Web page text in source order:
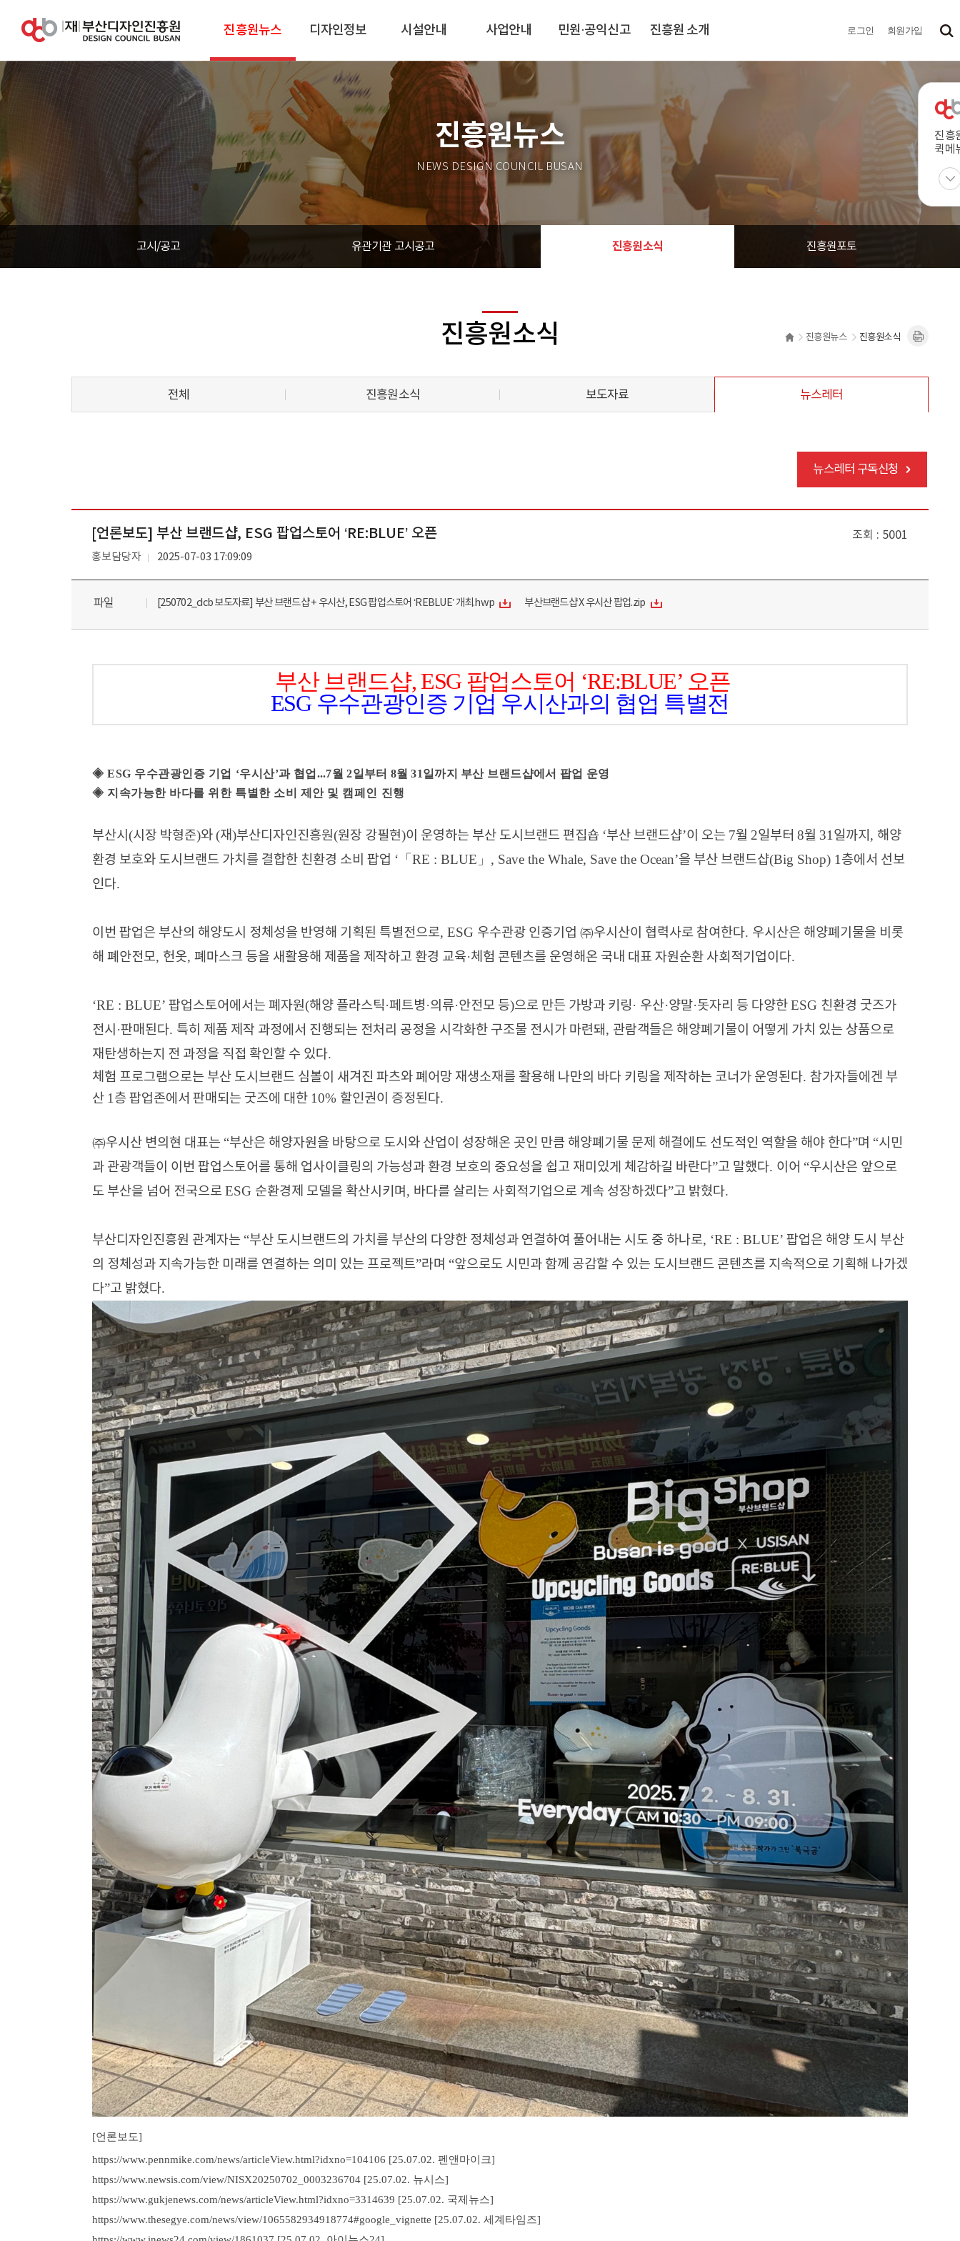
진흥원뉴스 디자인정보 시설안내 사업안내 민원·공익신고 진흥원 소개 로그인 회원가입
진흥
퀵메
진흥원뉴스
NEWS DESIGN COUNCIL BUSAN
고시/공고 유관기관 고시공고 진흥원소식 진흥원포토
진흥원소식 진흥원뉴스 진흥원소식
전체 진흥원소식 보도자료 뉴스레터
뉴스레터 구독신청
[언론보도] 부산 브랜드샵, ESG 팝업스토어 ‘RE:BLUE’ 오픈 조회 5001
홍보담당자 2025-07-03 17:09:09
파일 [250702_dcb 보도자료] 부산 브랜드샵 + 우시산, ESG 팝업스토어 ‘REBLUE’ 개최.hwp 부산브랜드샵 X 우시산 팝업.zip
부산 브랜드샵, ESG 팝업스토어 ‘RE:BLUE’ 오픈
ESG 우수관광인증 기업 우시산과의 협업 특별전
◈ESG 우수관광인증 기업 ‘우시산’과 협업 ...7월2일부터 8월31일까지 부산 브랜드샵에서 팝업 운영
◈ 지속가능한 바다를 위한 특별한 소비 제안 및 캠페인 진행
부산시 (시장 박형준)와(재)부산디자인진흥원(원장 강필현)이 운영하는 부산 도시브랜드 편집숍 ‘부산 브랜드샵’이 오는 7월 2일부터 8월 31 일까지 , 해양
환경 보호와 도시브랜드 가치를 결합한 친환경 소비 팝업 ‘ 「 RE : BLUE 」 , Save the Whale, Save the Ocean’을 부산 브랜드샵(Big Shop) 1 층에서 선보
인다.
이번 팝업은 부산의 해양도시 정체성을 반영해 기획된 특별전으로, ESG 우수관광 인증기업 ㈜우시산이 협력사로 참여한다. 우시산은 해양폐기물을 비롯
해 폐안전모, 헌옷, 폐마스크 등을 새활용해 제품을 제작하고 환경 교육·체험 콘텐츠를 운영해온 국내 대표 자원순환 사회적기업이다.
‘RE : BLUE’ 팝업스토어에서는 폐자원(해양 플라스틱·페트병·의류·안전모 등)으로 만든 가방과 키링· 우산·양말·돗자리 등 다양한ESG 친환경 굿즈가
전시 ·판매된다. 특히 제품 제작 과정에서 진행되는 전처리 공정을 시각화한 구조물 전시가 마련돼, 관람객들은 해양폐기물이 어떻게 가치 있는 상품으로
재탄생하는지 전 과정을 직접 확인할 수 있다.
체험 프로그램으로는 부산 도시브랜드 심볼이 새겨진 파츠와 폐어망 재생소재를 활용해 나만의 바다 키링을 제작하는 코너가 운영된다. 참가자들에겐 부
산 1 층 팝업존에서 판매되는 굿즈에 대한 10% 할인권이 증정된다.
㈜우시산 변의현 대표는 “부산은 해양자원을 바탕으로 도시와 산업이 성장해온 곳인 만큼 해양폐기물 문제 해결에도 선도적인 역할을 해야 한다”며 “시민
과 관광객들이 이번 팝업스토어를 통해 업사이클링의 가능성과 환경 보호의 중요성을 쉽고 재미있게 체감하길 바란다”고 말했다. 이어 “우시산은 앞으로
도 부산을 넘어 전국으로ESG 순환경제 모델을 확산시키며 , 바다를 살리는 사회적기업으로 계속 성장하겠다”고 밝혔다.
부산디자인진흥원 관계자는 “부산 도시브랜드의 가치를 부산의 다양한 정체성과 연결하여 풀어내는 시도 중 하나로, ‘RE : BLUE’ 팝업은 해양 도시 부산
의 정체성과 지속가능한 미래를 연결하는 의미 있는 프로젝트”라며 “앞으로도 시민과 함께 공감할 수 있는 도시브랜드 콘텐츠를 지속적으로 기획해 나가겠
다”고 밝혔다.
​[언론보도]
https://www.pennmike.com/news/articleView.html?idxno=104106 [25.07.02. 펜앤마이크]
https://www.newsis.com/view/NISX20250702_0003236704 [25.07.02. 뉴시스]
https://www.gukjenews.com/news/articleView.html?idxno=3314639 [25.07.02. 국제뉴스]
https://www.thesegye.com/news/view/1065582934918774#google_vignette [25.07.02. 세계타임즈]